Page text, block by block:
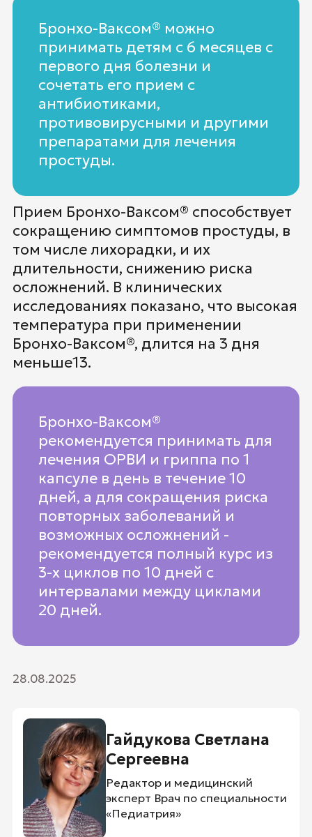
Бронхо-Ваксом® можно
принимать детям с 6 месяцев с
первого дня болезни и
сочетать его прием с
антибиотиками,
противовирусными и другими
препаратами для лечения
простуды.
Прием Бронхо-Ваксом® способствует
сокращению симптомов простуды, в
том числе лихорадки, и их
длительности, снижению риска
осложнений. В клинических
исследованиях показано, что высокая
температура при применении
Бронхо-Ваксом®, длится на 3 дня
меньше13.
Бронхо-Ваксом®
рекомендуется принимать для
лечения ОРВИ и гриппа по 1
капсуле в день в течение 10
дней, а для сокращения риска
повторных заболеваний и
возможных осложнений -
рекомендуется полный курс из
3-х циклов по 10 дней с
интервалами между циклами
20 дней.
28.08.2025
Гайдукова Светлана
Сергеевна
Редактор и медицинский
эксперт Врач по специальности
«Педиатрия»